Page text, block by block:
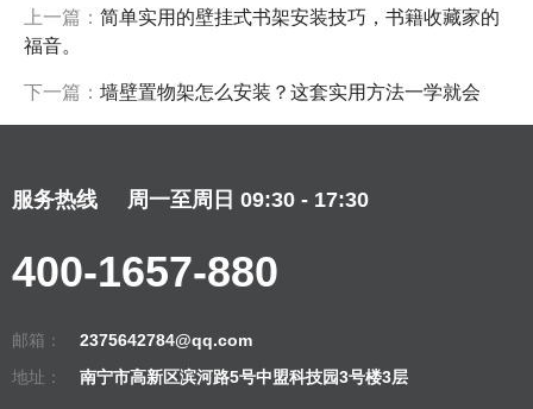
上一篇： 简单实用的壁挂式书架安装技巧，书籍收藏家的
福音。
下一篇： 墙壁置物架怎么安装？这套实用方法一学就会
服务热线 周一至周日 09:30 - 17:30
400-1657-880
邮箱：
2375642784@qq.com
地址：
南宁市高新区滨河路5号中盟科技园3号楼3层